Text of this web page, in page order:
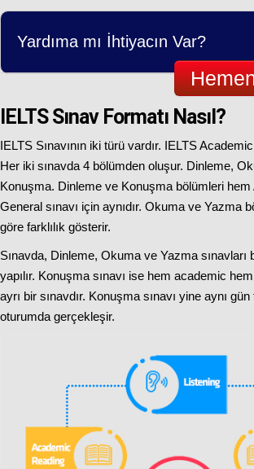
Yardıma mı İhtiyacın Var?
IELTS Sınav Formatı Nasıl?
IELTS Sınavının iki türü vardır. IELTS
Her iki sınavda 4 bölümden oluşur. Dinleme,
Konuşma. Dinleme ve Konuşma bölümleri
General sınavı için aynıdır. Okuma ve Yazma
göre farklılık gösterir.
Sınavda, Dinleme, Okuma ve Yazma sınavları
yapılır. Konuşma sınavı ise hem academic
ayrı bir sınavdır. Konuşma sınavı yine aynı
oturumda gerçekleşir.